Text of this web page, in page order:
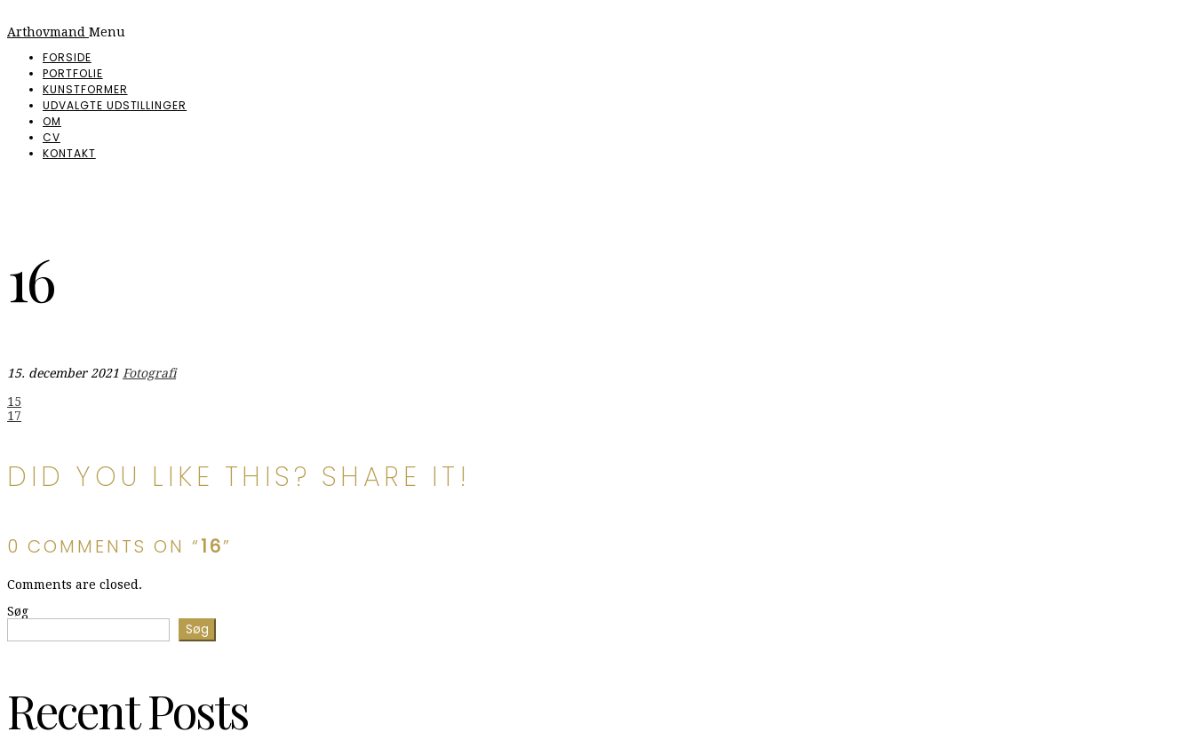
Arthovmand Menu
FORSIDE
PORTFOLIE
KUNSTFORMER
UDVALGTE UDSTILLINGER
OM
CV
KONTAKT
16
15. december 2021 Fotografi
Indlægsnavigation
15
17
DID YOU LIKE THIS? SHARE IT!
0 COMMENTS ON “16”
Comments are closed.
Søg
Søg
Recent Posts